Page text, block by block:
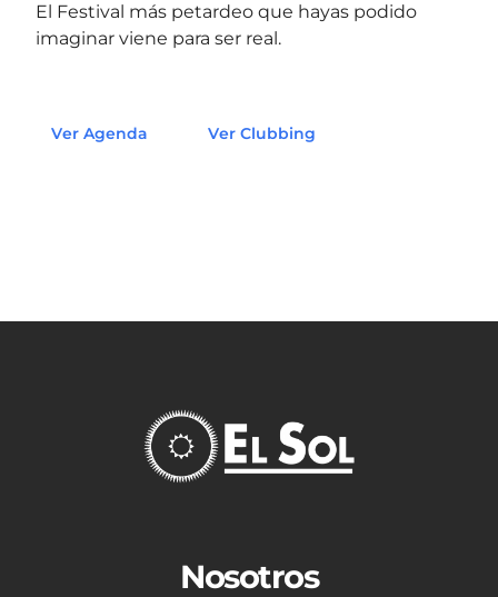
El Festival más petardeo que hayas podido
imaginar viene para ser real.
Ver Agenda Ver Clubbing
Nosotros